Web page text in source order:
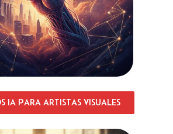
IA PARA ARTISTAS VISUALES​